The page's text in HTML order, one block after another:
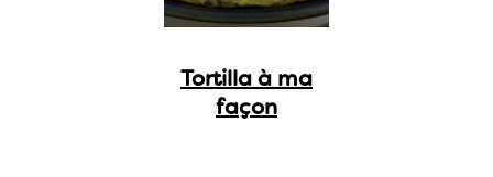
Tortilla à ma
façon